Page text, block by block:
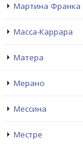
Мартина Франка
Масса-Каррара
Матера
Мерано
Мессина
Местре